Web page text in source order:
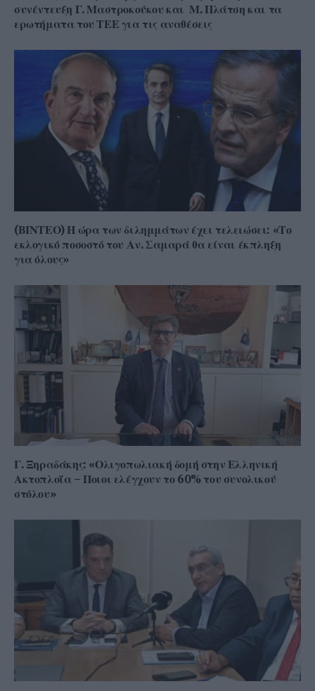
συνέντευξη Γ. Μαστροκούκου και Μ. Πλάτση και τα
ερωτήματα του ΤΕΕ για τις αναθέσεις
(ΒΙΝΤΕΟ) Η ώρα των διλημμάτων έχει τελειώσει: «Το
εκλογικό ποσοστό του Αν. Σαμαρά θα είναι έκπληξη
για όλους»
Γ. Ξηραδάκης: «Ολιγοπωλιακή δομή στην Ελληνική
Ακτοπλοΐα – Ποιοι ελέγχουν το 60% του συνολικού
στόλου»